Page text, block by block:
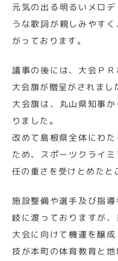
元気の出る明るいメロ
うな歌詞が親しみやす
がっております。
議事の後には、大会Ｐ
大会旗が贈呈がされまし
大会旗は、丸山県知事
りました。
改めて島根県全体にわ
ため、スポーツクライ
任の重さを受けとめたと
施設整備や選手及び指
岐に渡っておりますが、
大会に向けて機運を醸
技が本町の体育教育と